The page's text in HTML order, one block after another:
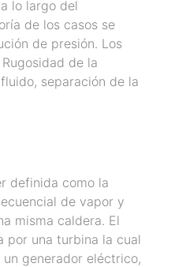
lo largo del
de los casos se
de presión. Los
de la
separación de la
definida como la
de vapor y
misma caldera. El
por una turbina la cual
generador eléctrico,